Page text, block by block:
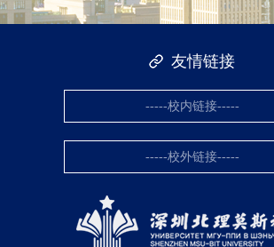
友情链接
-----校内链接-----
-----校外链接-----